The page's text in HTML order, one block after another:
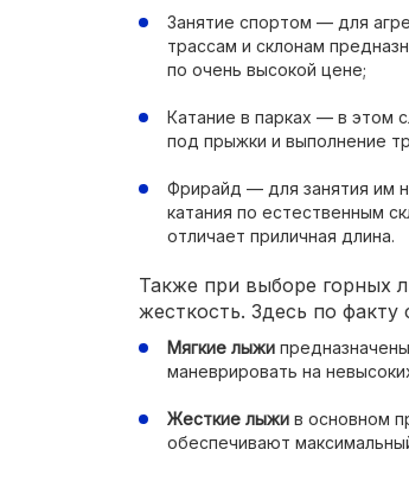
Занятие спортом — для
трассам и склонам
по очень высокой цене;
Катание в парках — в этом
под прыжки и выполнение
Фрирайд — для занятия им
катания по естественным
отличает приличная длина.
Также при выборе горных
жесткость. Здесь по
Мягкие лыжи
маневрировать на
Жесткие лыжи в основном
обеспечивают